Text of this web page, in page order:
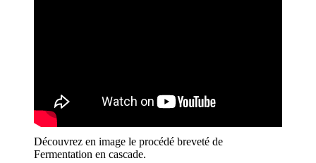
Découvrez en image le procédé breveté de
Fermentation en cascade.